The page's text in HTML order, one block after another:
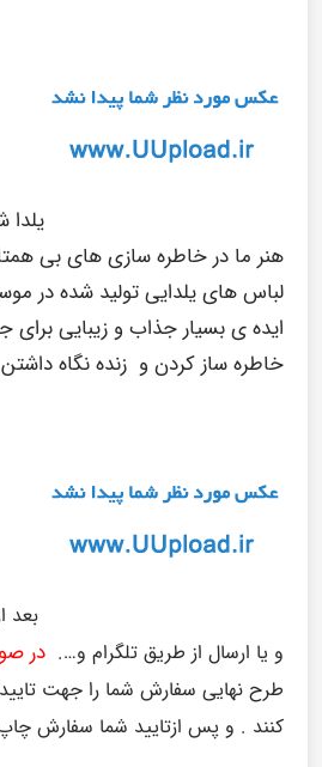
هنر ما در خاطره سازی های بی
لباس های یلدایی تولید شده در
ایده ی بسیار جذاب و زیبایی
خاطره ساز کردن و زنده نگاه
بعد
و یا ارسال از طریق تلگرام و…. در
طرح نهایی سفارش شما را جهت
کنند . و پس ازتایید شما سفارش